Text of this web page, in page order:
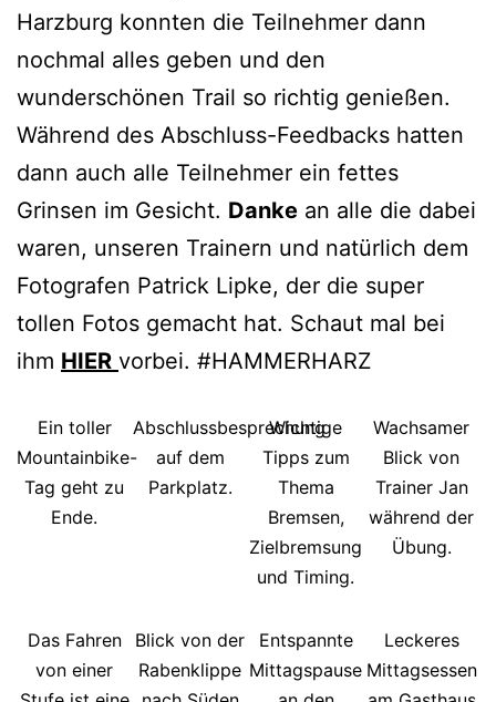
Harzburg konnten die Teilnehmer dann
nochmal alles geben und den
wunderschönen Trail so richtig genießen.
Während des Abschluss-Feedbacks hatten
dann auch alle Teilnehmer ein fettes
Grinsen im Gesicht. Danke an alle die dabei
waren, unseren Trainern und natürlich dem
Fotografen Patrick Lipke, der die super
tollen Fotos gemacht hat. Schaut mal bei
ihm HIER vorbei. #HAMMERHARZ
Ein toller
Mountainbike-
Tag geht zu
Ende.
Abschlussbesprechung
auf dem
Parkplatz.
Wichtige
Tipps zum
Thema
Bremsen,
Zielbremsung
und Timing.
Wachsamer
Blick von
Trainer Jan
während der
Übung.
Das Fahren
von einer
Blick von der
Rabenklippe
Entspannte
Mittagspause
Leckeres
Mittagsessen